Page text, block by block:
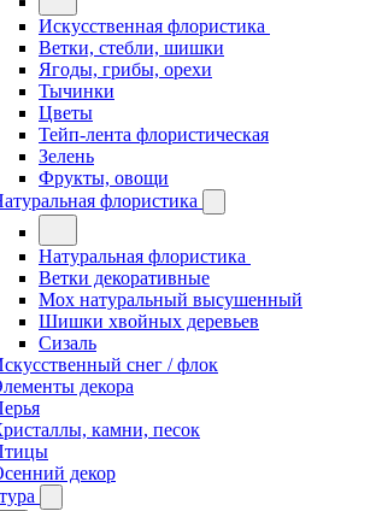
Искусственная флористика
Ветки, стебли, шишки
Ягоды, грибы, орехи
Тычинки
Цветы
Тейп-лента флористическая
Зелень
Фрукты, овощи
флористика
Натуральная флористика
Ветки декоративные
Мох натуральный высушенный
Шишки хвойных деревьев
Сизаль
снег / флок
декора
камни, песок
декор